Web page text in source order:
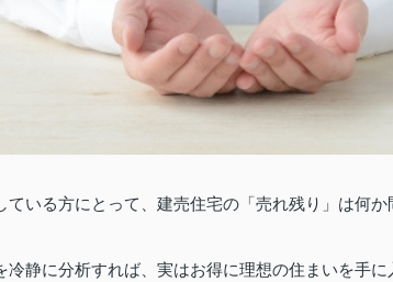
ている方にとって、建売住宅の「売れ残り」は何
冷静に分析すれば、実はお得に理想の住まいを手に